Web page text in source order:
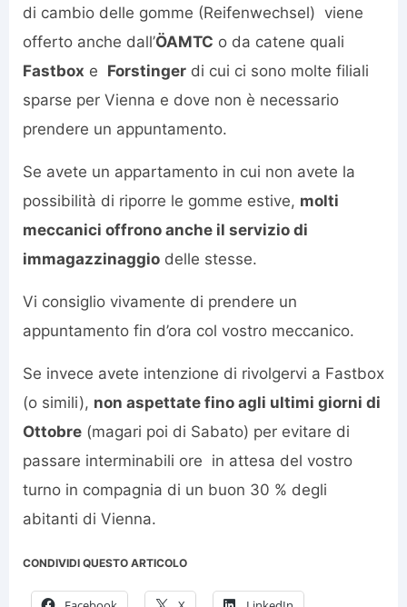
di cambio delle gomme (Reifenwechsel) viene
offerto anche dall’ÖAMTC o da catene quali
Fastbox e Forstinger di cui ci sono molte filiali
sparse per Vienna e dove non è necessario
prendere un appuntamento.
Se avete un appartamento in cui non avete la
possibilità di riporre le gomme estive, molti
meccanici offrono anche il servizio di
immagazzinaggio delle stesse.
Vi consiglio vivamente di prendere un
appuntamento fin d’ora col vostro meccanico.
Se invece avete intenzione di rivolgervi a Fastbox
(o simili), non aspettate fino agli ultimi giorni di
Ottobre (magari poi di Sabato) per evitare di
passare interminabili ore in attesa del vostro
turno in compagnia di un buon 30 % degli
abitanti di Vienna.
CONDIVIDI QUESTO ARTICOLO